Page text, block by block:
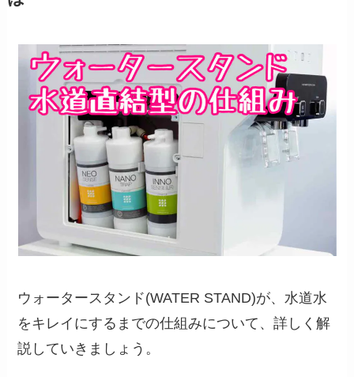
ウォータースタンド(WATER STAND)が、水道水
をキレイにするまでの仕組みについて、詳しく解
説していきましょう。